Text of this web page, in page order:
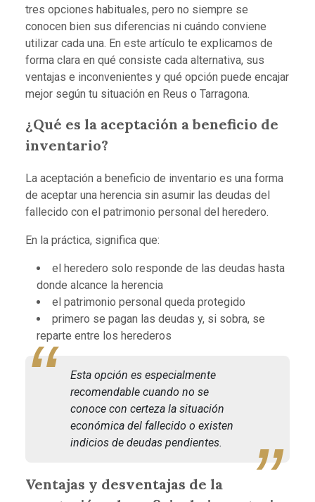
tres opciones habituales, pero no siempre se
conocen bien sus diferencias ni cuándo conviene
utilizar cada una. En este artículo te explicamos de
forma clara en qué consiste cada alternativa, sus
ventajas e inconvenientes y qué opción puede encajar
mejor según tu situación en Reus o Tarragona.
¿Qué es la aceptación a beneficio de
inventario?
La aceptación a beneficio de inventario es una forma
de aceptar una herencia sin asumir las deudas del
fallecido con el patrimonio personal del heredero.
En la práctica, significa que:
el heredero solo responde de las deudas hasta
donde alcance la herencia
el patrimonio personal queda protegido
primero se pagan las deudas y, si sobra, se
reparte entre los herederos
Esta opción es especialmente
recomendable cuando no se
conoce con certeza la situación
económica del fallecido o existen
indicios de deudas pendientes.
Ventajas y desventajas de la